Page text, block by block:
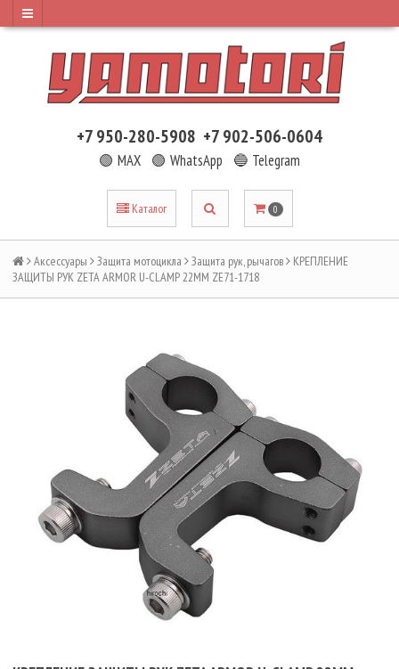
+7 950-280-5908 +7 902-506-0604
🟢 MAX 🟢 WhatsApp 🔵 Telegram
Каталог 0
Аксессуары Защита мотоцикла Защита рук, рычагов
КРЕПЛЕНИЕ
ЗАЩИТЫ РУК ZETA ARMOR U-CLAMP 22MM ZE71-1718